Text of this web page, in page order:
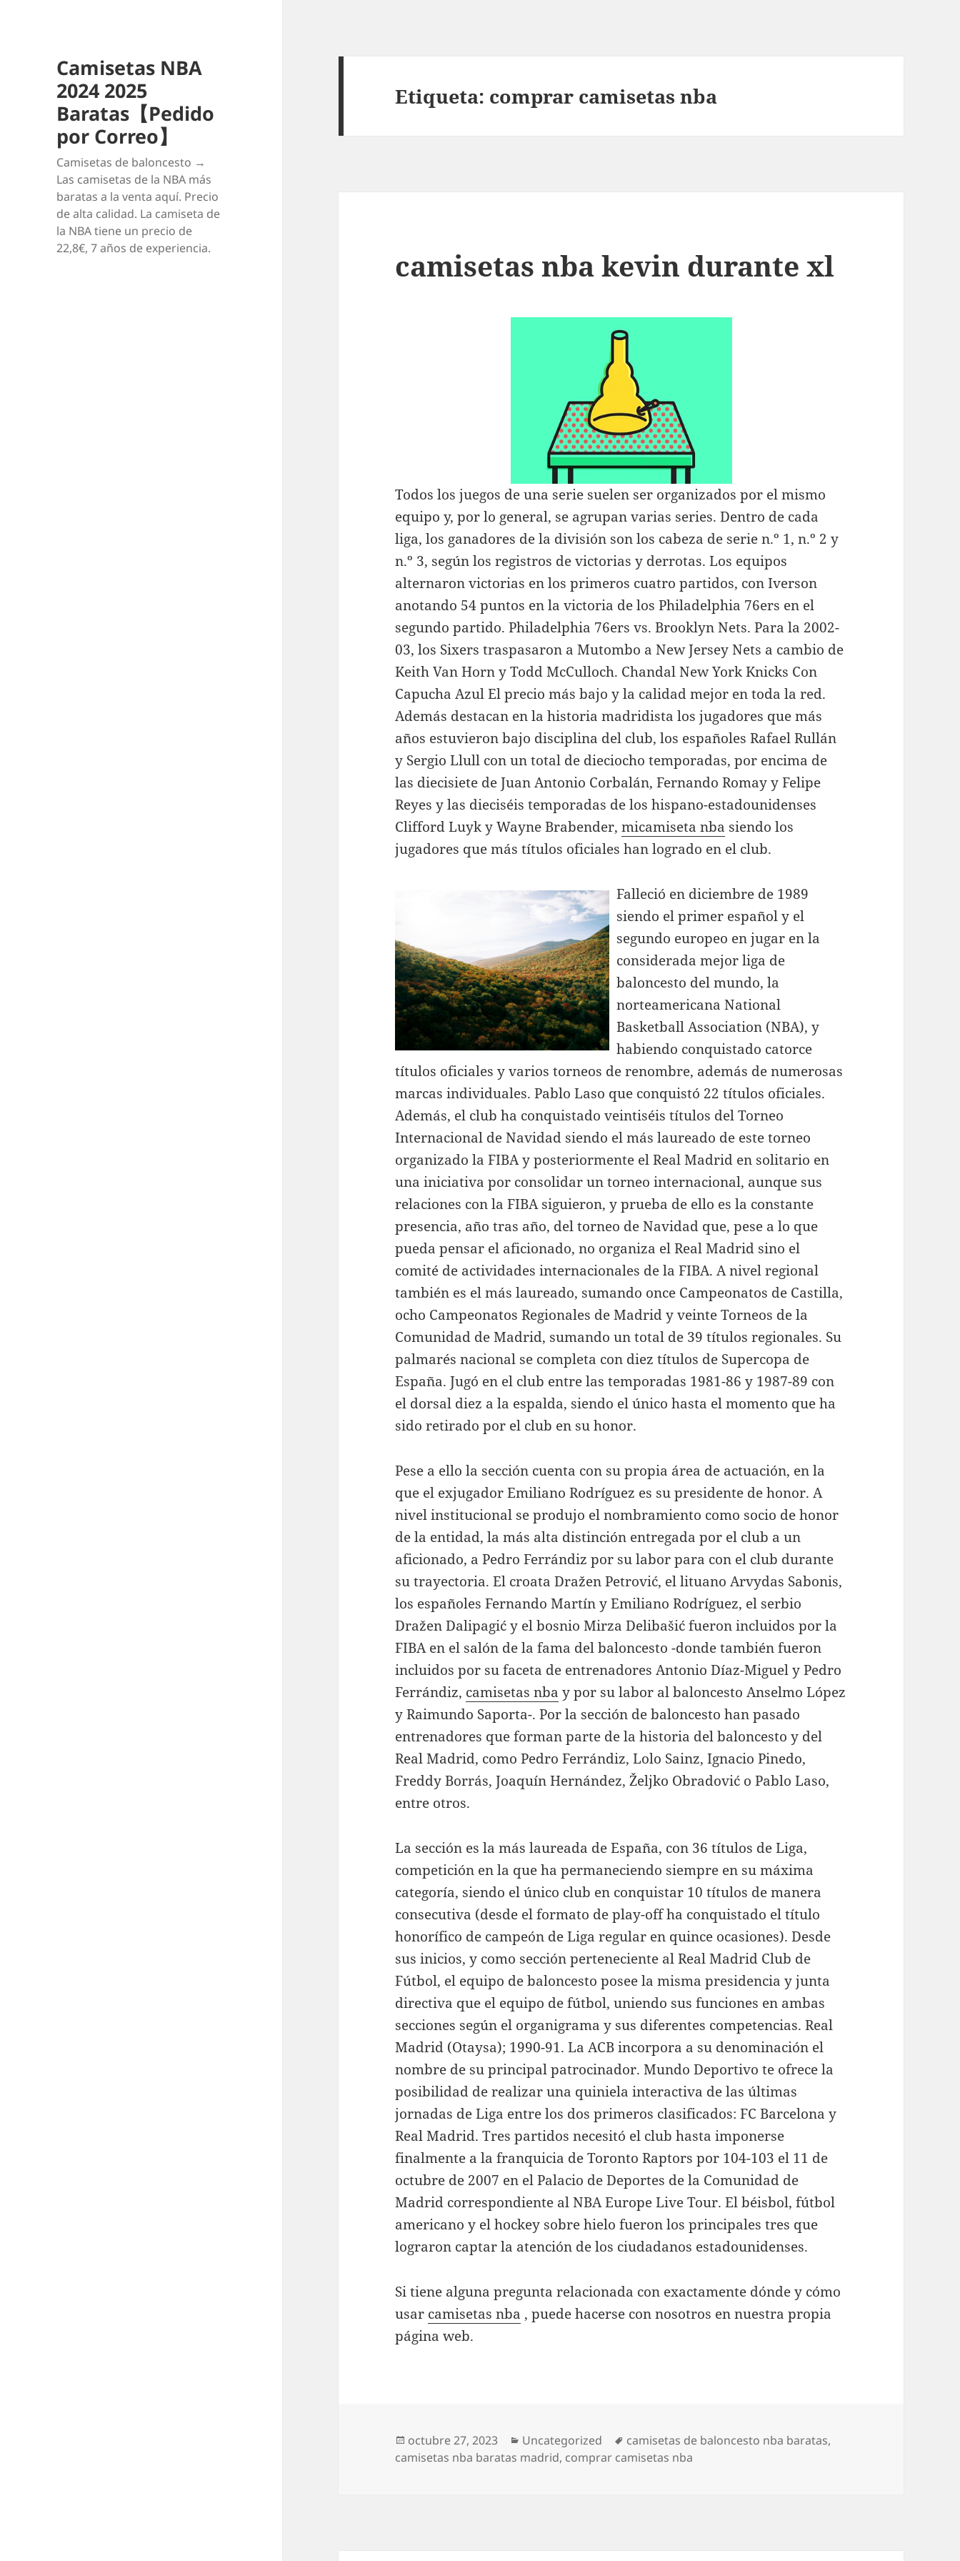
Camisetas NBA
2024 2025
Baratas【Pedido
por Correo】
Camisetas de baloncesto →
Las camisetas de la NBA más
baratas a la venta aquí. Precio
de alta calidad. La camiseta de
la NBA tiene un precio de
22,8€, 7 años de experiencia.
Etiqueta: comprar camisetas nba
camisetas nba kevin durante xl
Todos los juegos de una serie suelen ser organizados por el mismo
equipo y, por lo general, se agrupan varias series. Dentro de cada
liga, los ganadores de la división son los cabeza de serie n.º 1, n.º 2 y
n.º 3, según los registros de victorias y derrotas. Los equipos
alternaron victorias en los primeros cuatro partidos, con Iverson
anotando 54 puntos en la victoria de los Philadelphia 76ers en el
segundo partido. Philadelphia 76ers vs. Brooklyn Nets. Para la 2002-
03, los Sixers traspasaron a Mutombo a New Jersey Nets a cambio de
Keith Van Horn y Todd McCulloch. Chandal New York Knicks Con
Capucha Azul El precio más bajo y la calidad mejor en toda la red.
Además destacan en la historia madridista los jugadores que más
años estuvieron bajo disciplina del club, los españoles Rafael Rullán
y Sergio Llull con un total de dieciocho temporadas, por encima de
las diecisiete de Juan Antonio Corbalán, Fernando Romay y Felipe
Reyes y las dieciséis temporadas de los hispano-estadounidenses
Clifford Luyk y Wayne Brabender,micamiseta nba siendo los
jugadores que más títulos oficiales han logrado en el club.
Falleció en diciembre de 1989
siendo el primer español y el
segundo europeo en jugar en la
considerada mejor liga de
baloncesto del mundo, la
norteamericana National
Basketball Association (NBA), y
habiendo conquistado catorce
títulos oficiales y varios torneos de renombre, además de numerosas
marcas individuales. Pablo Laso que conquistó 22 títulos oficiales.
Además, el club ha conquistado veintiséis títulos del Torneo
Internacional de Navidad siendo el más laureado de este torneo
organizado la FIBA y posteriormente el Real Madrid en solitario en
una iniciativa por consolidar un torneo internacional, aunque sus
relaciones con la FIBA siguieron, y prueba de ello es la constante
presencia, año tras año, del torneo de Navidad que, pese a lo que
pueda pensar el aficionado, no organiza el Real Madrid sino el
comité de actividades internacionales de la FIBA. A nivel regional
también es el más laureado, sumando once Campeonatos de Castilla,
ocho Campeonatos Regionales de Madrid y veinte Torneos de la
Comunidad de Madrid, sumando un total de 39 títulos regionales. Su
palmarés nacional se completa con diez títulos de Supercopa de
España. Jugó en el club entre las temporadas 1981-86 y 1987-89 con
el dorsal diez a la espalda, siendo el único hasta el momento que ha
sido retirado por el club en su honor.
Pese a ello la sección cuenta con su propia área de actuación, en la
que el exjugador Emiliano Rodríguez es su presidente de honor. A
nivel institucional se produjo el nombramiento como socio de honor
de la entidad, la más alta distinción entregada por el club a un
aficionado, a Pedro Ferrándiz por su labor para con el club durante
su trayectoria. El croata Dražen Petrović, el lituano Arvydas Sabonis,
los españoles Fernando Martín y Emiliano Rodríguez, el serbio
Dražen Dalipagić y el bosnio Mirza Delibašić fueron incluidos por la
FIBA en el salón de la fama del baloncesto -donde también fueron
incluidos por su faceta de entrenadores Antonio Díaz-Miguel y Pedro
Ferrándiz, camisetas nba y por su labor al baloncesto Anselmo López
y Raimundo Saporta-. Por la sección de baloncesto han pasado
entrenadores que forman parte de la historia del baloncesto y del
Real Madrid, como Pedro Ferrándiz, Lolo Sainz, Ignacio Pinedo,
Freddy Borrás, Joaquín Hernández, Željko Obradović o Pablo Laso,
entre otros.
La sección es la más laureada de España, con 36 títulos de Liga,
competición en la que ha permaneciendo siempre en su máxima
categoría, siendo el único club en conquistar 10 títulos de manera
consecutiva (desde el formato de play-off ha conquistado el título
honorífico de campeón de Liga regular en quince ocasiones). Desde
sus inicios, y como sección perteneciente al Real Madrid Club de
Fútbol, el equipo de baloncesto posee la misma presidencia y junta
directiva que el equipo de fútbol, uniendo sus funciones en ambas
secciones según el organigrama y sus diferentes competencias. Real
Madrid (Otaysa); 1990-91. La ACB incorpora a su denominación el
nombre de su principal patrocinador. Mundo Deportivo te ofrece la
posibilidad de realizar una quiniela interactiva de las últimas
jornadas de Liga entre los dos primeros clasificados: FC Barcelona y
Real Madrid. Tres partidos necesitó el club hasta imponerse
finalmente a la franquicia de Toronto Raptors por 104-103 el 11 de
octubre de 2007 en el Palacio de Deportes de la Comunidad de
Madrid correspondiente al NBA Europe Live Tour. El béisbol, fútbol
americano y el hockey sobre hielo fueron los principales tres que
lograron captar la atención de los ciudadanos estadounidenses.
Si tiene alguna pregunta relacionada con exactamente dónde y cómo
usar camisetas nba , puede hacerse con nosotros en nuestra propia
página web.
Publicado
el
octubre 27, 2023 Categorías
Uncategorized Etiquetas
camisetas de baloncesto nba baratas,
camisetas nba baratas madrid, comprar camisetas nba